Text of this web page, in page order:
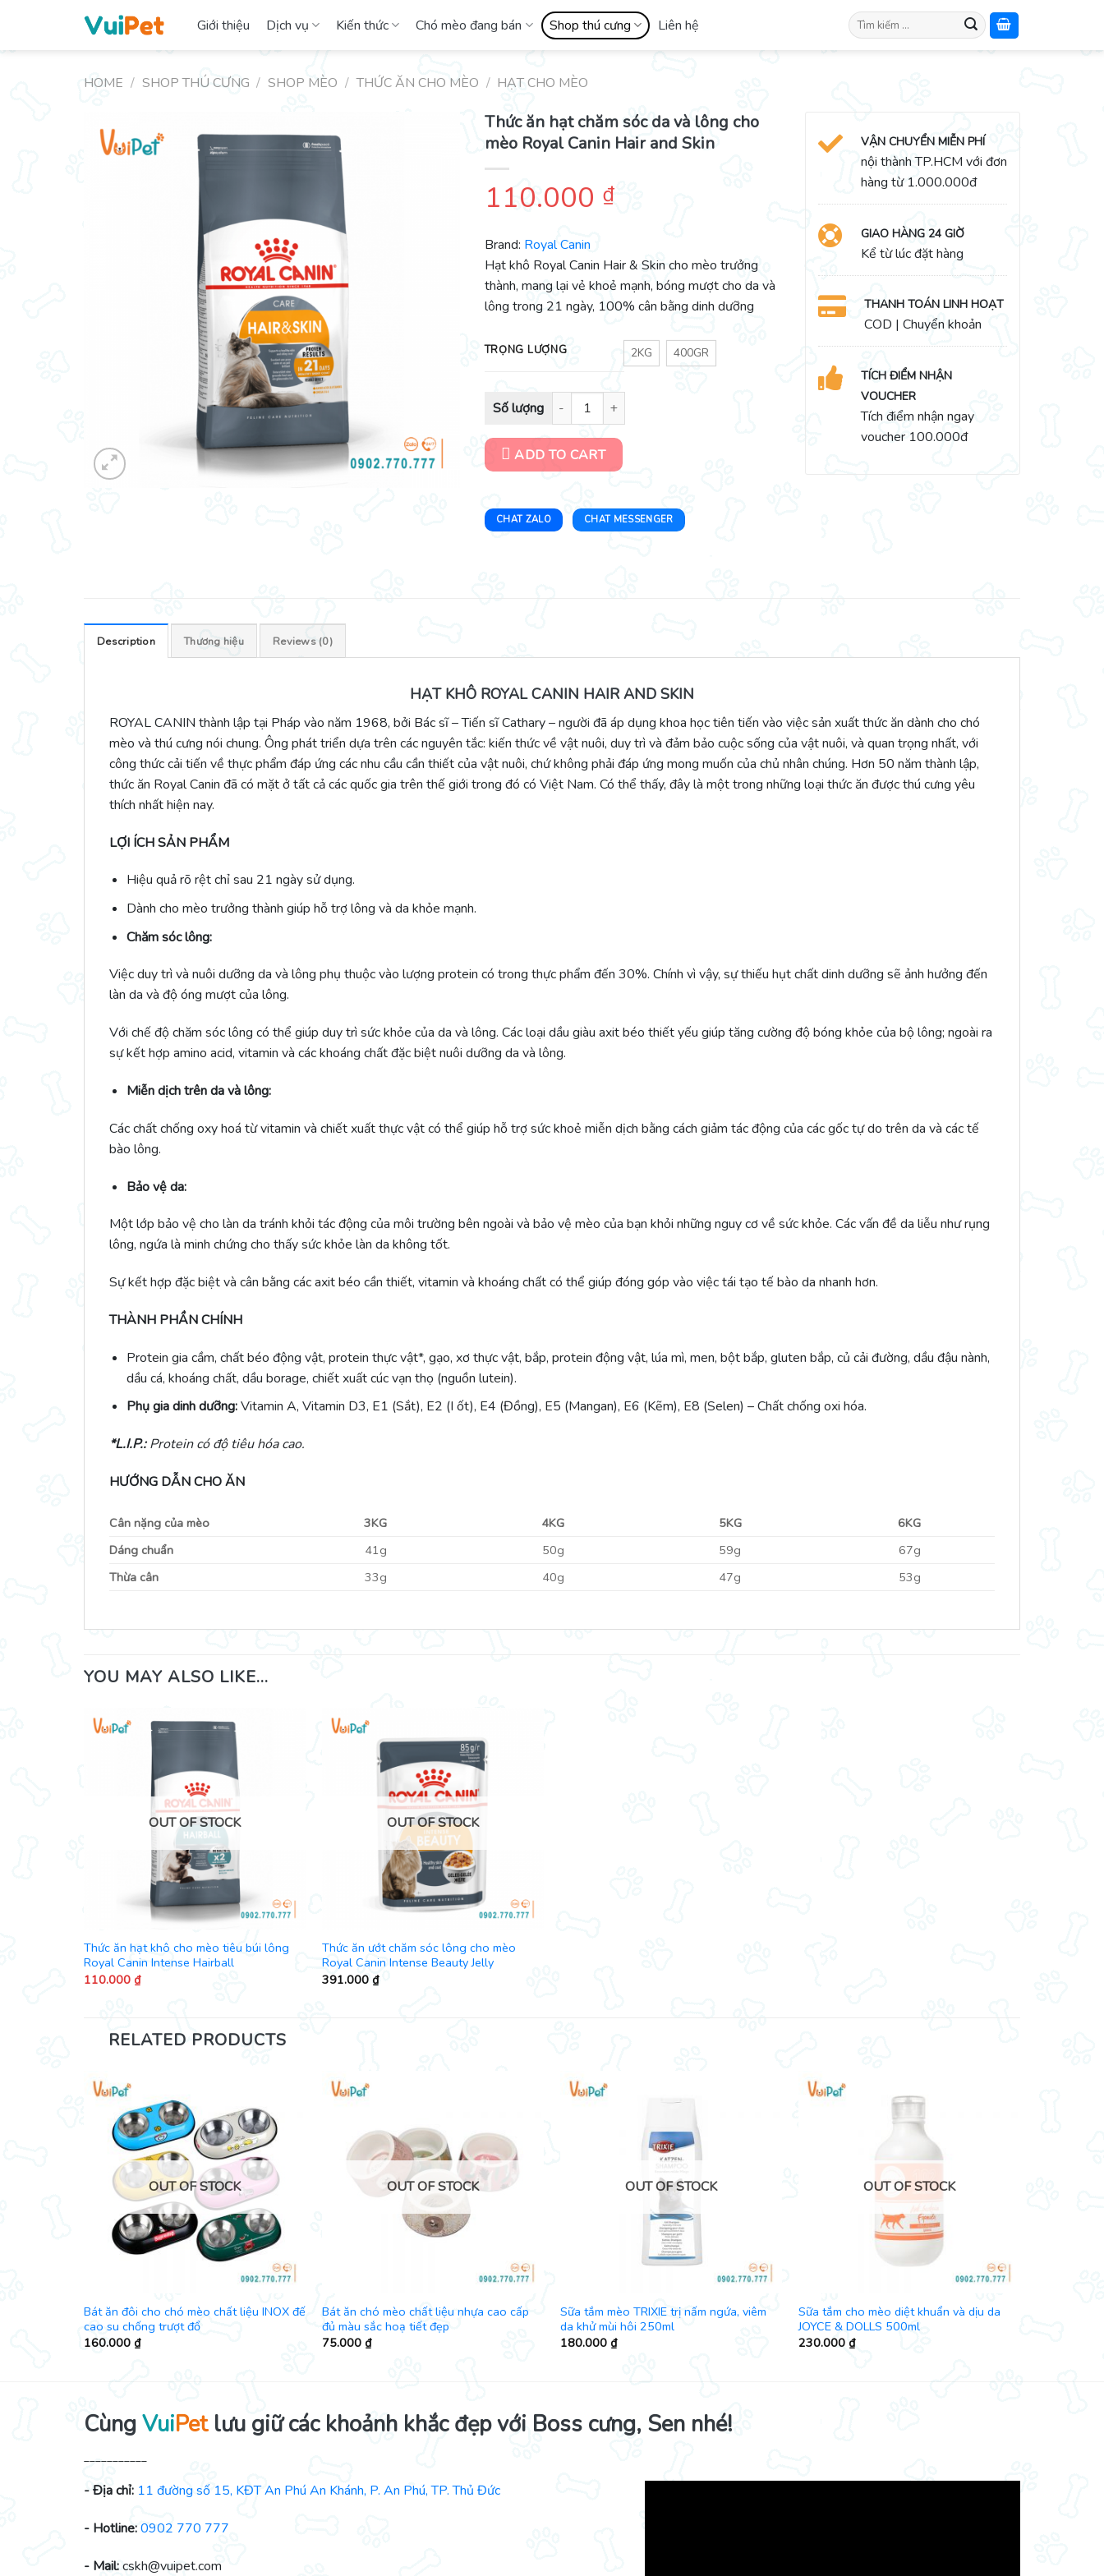
content
Giới thiệu Dịch vụ Kiến thức Chó mèo đang bán Shop thú cưng Liên hệ
Search
for:
HOME / SHOP THÚ CƯNG / SHOP MÈO / THỨC ĂN CHO MÈO / HẠT CHO MÈO
Thức ăn hạt chăm sóc da và lông cho
mèo Royal Canin Hair and Skin
110.000 ₫
Brand: Royal Canin
Hạt khô Royal Canin Hair & Skin cho mèo trưởng
thành, mang lại vẻ khoẻ mạnh, bóng mượt cho da và
lông trong 21 ngày, 100% cân bằng dinh dưỡng
TRỌNG LƯỢNG 2KG 400GR
Thức ăn hạt chăm sóc da và lông cho mèo Royal Canin Hair and Skin quantity
ADD TO CART
CHAT ZALO CHAT MESSENGER
VẬN CHUYỂN MIỄN PHÍ
nội thành TP.HCM với đơn
hàng từ 1.000.000đ
GIAO HÀNG 24 GIỜ
Kể từ lúc đặt hàng
THANH TOÁN LINH HOẠT
COD | Chuyển khoản
TÍCH ĐIỂM NHẬN
VOUCHER
Tích điểm nhận ngay
voucher 100.000đ
Description Thương hiệu Reviews (0)
HẠT KHÔ ROYAL CANIN HAIR AND SKIN
ROYAL CANIN thành lập tại Pháp vào năm 1968, bởi Bác sĩ – Tiến sĩ Cathary – người đã áp dụng khoa học tiên tiến vào việc sản xuất thức ăn dành cho chó
mèo và thú cưng nói chung. Ông phát triển dựa trên các nguyên tắc: kiến thức về vật nuôi, duy trì và đảm bảo cuộc sống của vật nuôi, và quan trọng nhất, với
công thức cải tiến về thực phẩm đáp ứng các nhu cầu cần thiết của vật nuôi, chứ không phải đáp ứng mong muốn của chủ nhân chúng. Hơn 50 năm thành lập,
thức ăn Royal Canin đã có mặt ở tất cả các quốc gia trên thế giới trong đó có Việt Nam. Có thể thấy, đây là một trong những loại thức ăn được thú cưng yêu
thích nhất hiện nay.
LỢI ÍCH SẢN PHẨM
Hiệu quả rõ rệt chỉ sau 21 ngày sử dụng.
Dành cho mèo trưởng thành giúp hỗ trợ lông và da khỏe mạnh.
Chăm sóc lông:
Việc duy trì và nuôi dưỡng da và lông phụ thuộc vào lượng protein có trong thực phẩm đến 30%. Chính vì vậy, sự thiếu hụt chất dinh dưỡng sẽ ảnh hưởng đến
làn da và độ óng mượt của lông.
Với chế độ chăm sóc lông có thể giúp duy trì sức khỏe của da và lông. Các loại dầu giàu axit béo thiết yếu giúp tăng cường độ bóng khỏe của bộ lông; ngoài ra
sự kết hợp amino acid, vitamin và các khoáng chất đặc biệt nuôi dưỡng da và lông.
Miễn dịch trên da và lông:
Các chất chống oxy hoá từ vitamin và chiết xuất thực vật có thể giúp hỗ trợ sức khoẻ miễn dịch bằng cách giảm tác động của các gốc tự do trên da và các tế
bào lông.
Bảo vệ da:
Một lớp bảo vệ cho làn da tránh khỏi tác động của môi trường bên ngoài và bảo vệ mèo của bạn khỏi những nguy cơ về sức khỏe. Các vấn đề da liễu như rụng
lông, ngứa là minh chứng cho thấy sức khỏe làn da không tốt.
Sự kết hợp đặc biệt và cân bằng các axit béo cần thiết, vitamin và khoáng chất có thể giúp đóng góp vào việc tái tạo tế bào da nhanh hơn.
THÀNH PHẦN CHÍNH
Protein gia cầm, chất béo động vật, protein thực vật*, gạo, xơ thực vật, bắp, protein động vật, lúa mì, men, bột bắp, gluten bắp, củ cải đường, dầu đậu nành,
dầu cá, khoáng chất, dầu borage, chiết xuất cúc vạn thọ (nguồn lutein).
Phụ gia dinh dưỡng:Vitamin A, Vitamin D3, E1 (Sắt), E2 (I ốt), E4 (Đồng), E5 (Mangan), E6 (Kẽm), E8 (Selen) – Chất chống oxi hóa.
*L.I.P.:Protein có độ tiêu hóa cao.
HƯỚNG DẪN CHO ĂN
Cân nặng của mèo 3KG 4KG 5KG
6KG
Dáng chuẩn
41g 50g 59g
67g
Thừa cân
33g 40g 47g 53g
YOU MAY ALSO LIKE…
OUT OF STOCK
Thức ăn hạt khô cho mèo tiêu búi lông
Royal Canin Intense Hairball
110.000 ₫
OUT OF STOCK
Thức ăn ướt chăm sóc lông cho mèo
Royal Canin Intense Beauty Jelly
391.000 ₫
RELATED PRODUCTS
OUT OF STOCK
Bát ăn đôi cho chó mèo chất liệu INOX đế
cao su chống trượt đổ
160.000 ₫
OUT OF STOCK
Bát ăn chó mèo chất liệu nhựa cao cấp
đủ màu sắc hoạ tiết đẹp
75.000 ₫
OUT OF STOCK
Sữa tắm mèo TRIXIE trị nấm ngứa, viêm
da khử mùi hôi 250ml
180.000 ₫
OUT OF STOCK
Sữa tắm cho mèo diệt khuẩn và dịu da
JOYCE & DOLLS 500ml
230.000 ₫
CùngVuiPetlưu giữ các khoảnh khắc đẹp với Boss cưng, Sen nhé!
___________
- Địa chỉ: 11 đường số 15, KĐT An Phú An Khánh, P. An Phú, TP. Thủ Đức
- Hotline:0902 770 777
- Mail:cskh@vuipet.com